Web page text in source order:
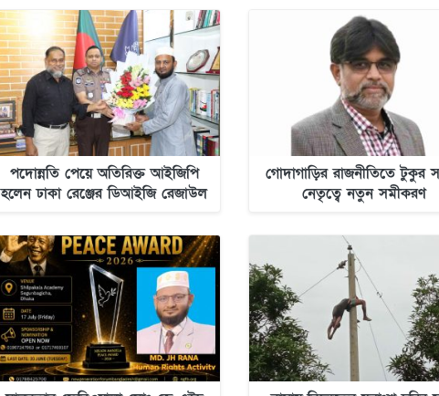
পদোন্নতি পেয়ে অতিরিক্ত আইজিপি
হলেন ঢাকা রেঞ্জের ডিআইজি রেজাউল
গোদাগাড়ির রাজনীতিতে টুকুর
নেতৃত্বে নতুন সমীকরণ